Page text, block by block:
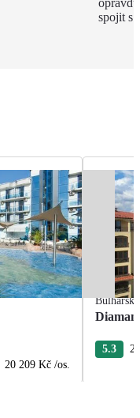
spojit s
20 209 Kč /os.
Bulharsko
5.3